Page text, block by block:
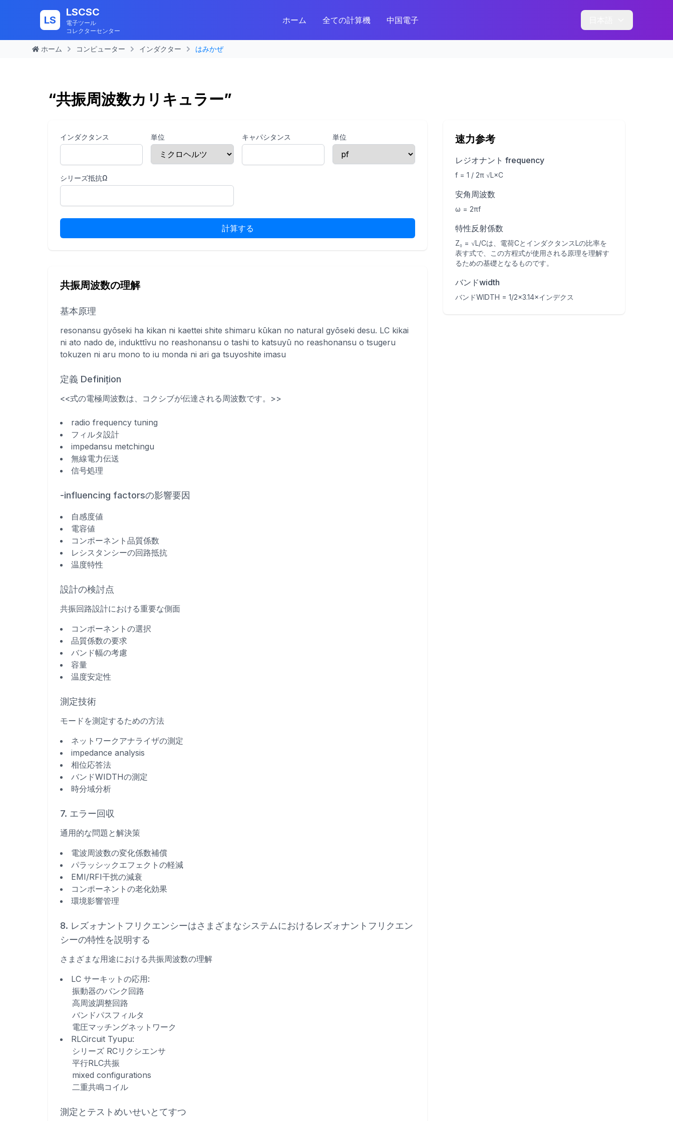
LS
LSCSC
電子ツール
コレクターセンター
ホーム 全ての計算機 中国電子
ホーム コンピューター インダクター はみかぜ
“共振周波数カリキュラー”
インダクタンス 単位 キャパシタンス 単位
シリーズ抵抗Ω
計算する
共振周波数の理解
基本原理
resonansu gyōseki ha kikan ni kaettei shite shimaru kūkan no natural gyōseki desu. LC kikai
ni ato nado de, indukttīvu no reashonansu o tashi to katsuyū no reashonansu o tsugeru
tokuzen ni aru mono to iu monda ni ari ga tsuyoshite imasu
定義 Definițion
<<式の電極周波数は、コクシブが伝達される周波数です。>>
radio frequency tuning
フィルタ設計
impedansu metchingu
無線電力伝送
信号処理
-influencing factorsの影響要因
自感度値
電容値
コンポーネント品質係数
レシスタンシーの回路抵抗
温度特性
設計の検討点
共振回路設計における重要な側面
コンポーネントの選択
品質係数の要求
バンド幅の考慮
容量
温度安定性
測定技術
モードを測定するための方法
ネットワークアナライザの測定
impedance analysis
相位応答法
バンドWIDTHの測定
時分域分析
7. エラー回収
通用的な問題と解決策
電波周波数の変化係数補償
パラッシックエフェクトの軽減
EMI/RFI干扰の減衰
コンポーネントの老化効果
環境影響管理
8. レズォナントフリクエンシーはさまざまなシステムにおけるレズォナントフリクエン
シーの特性を説明する
さまざまな用途における共振周波数の理解
LC サーキットの応用:
振動器のバンク回路
高周波調整回路
バンドパスフィルタ
電圧マッチングネットワーク
RLCircuit Tyupu:
シリーズ RCリクシエンサ
平行RLC共振
mixed configurations
二重共鳴コイル
測定とテストめいせいとてすつ
速力参考
レジオナント frequency
f = 1 / 2π √L×C
安角周波数
ω = 2πf
特性反射係数
Z₀ = √L/Cは、電荷CとインダクタンスLの比率を
表す式で、この方程式が使用される原理を理解す
るための基礎となるものです。
バンドwidth
バンドWIDTH = 1/2×3.14×インデクス